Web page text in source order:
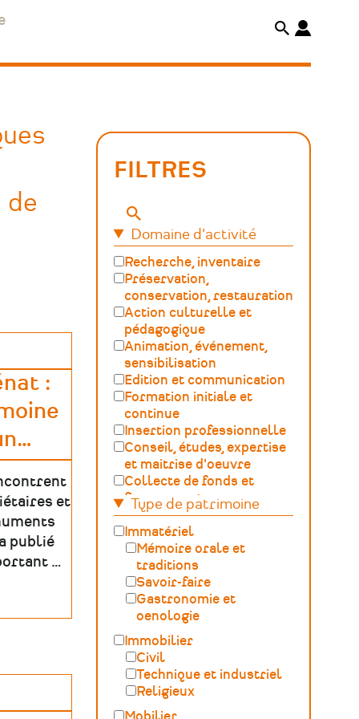
de
:
…
et
publié
…
FILTRES
Mots-
clésDomaine d'activité
Recherche, inventaire
Préservation,
conservation, restauration
Action culturelle et
pédagogique
Animation, événement,
sensibilisation
Edition et communication
Formation initiale et
continue
Insertion professionnelle
Conseil, études, expertise
et maitrise d'oeuvre
Collecte de fonds et
financement
Gestion, développement,
ingénierie culturelle
Fédération – Syndicat
professionnel
Sciences du Patrimoine
(GOSP)
Archives /
Documentation
Conservation du
patrimoine et
archéologie
Humanités numériques
Type de patrimoine
Immatériel
Mémoire orale et
traditions
Savoir-faire
Gastronomie et
oenologie
Immobilier
Civil
Technique et industriel
Religieux